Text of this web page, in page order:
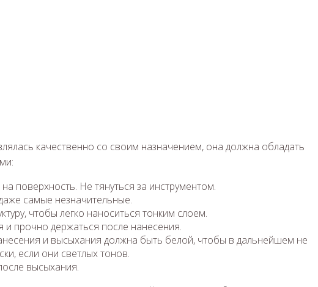
качественно со своим назначением, она должна обладать
поверхность. Не тянуться за инструментом.
самые незначительные.
чтобы легко наноситься тонким слоем.
и прочно держаться после нанесения.
и высыхания должна быть белой, чтобы в дальнейшем не
если они светлых тонов.
высыхания.